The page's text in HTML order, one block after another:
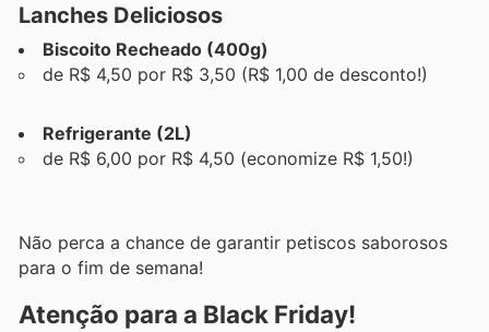
Lanches Deliciosos
Biscoito Recheado (400g)
de R$ 4,50 por R$ 3,50 (R$ 1,00 de desconto!)
Refrigerante (2L)
de R$ 6,00 por R$ 4,50 (economize R$ 1,50!)
Não perca a chance de garantir petiscos saborosos
para o fim de semana!
Atenção para a Black Friday!